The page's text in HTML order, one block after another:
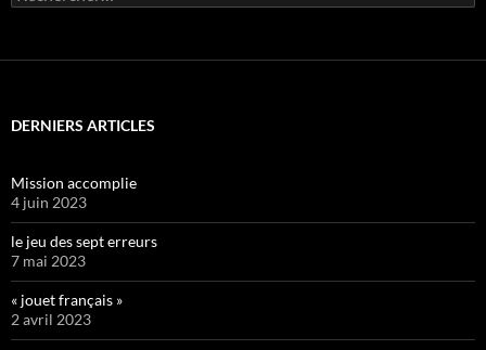
DERNIERS ARTICLES
Mission accomplie
4 juin 2023
le jeu des sept erreurs
7 mai 2023
« jouet français »
2 avril 2023